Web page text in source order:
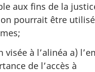
aux fins de la
pourrait être
visée à l’alinéa a)
de l’accès à